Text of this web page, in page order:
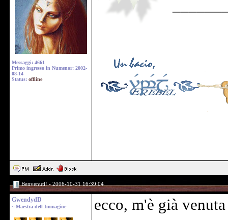
Messaggi: 4661
Primo ingresso in Numenor: 2002-
08-14
Status: offline
Benvenuti! - 2006-10-31 16:39:04
GwendydD
~ Maestra dell Immagine ecco, m'è già